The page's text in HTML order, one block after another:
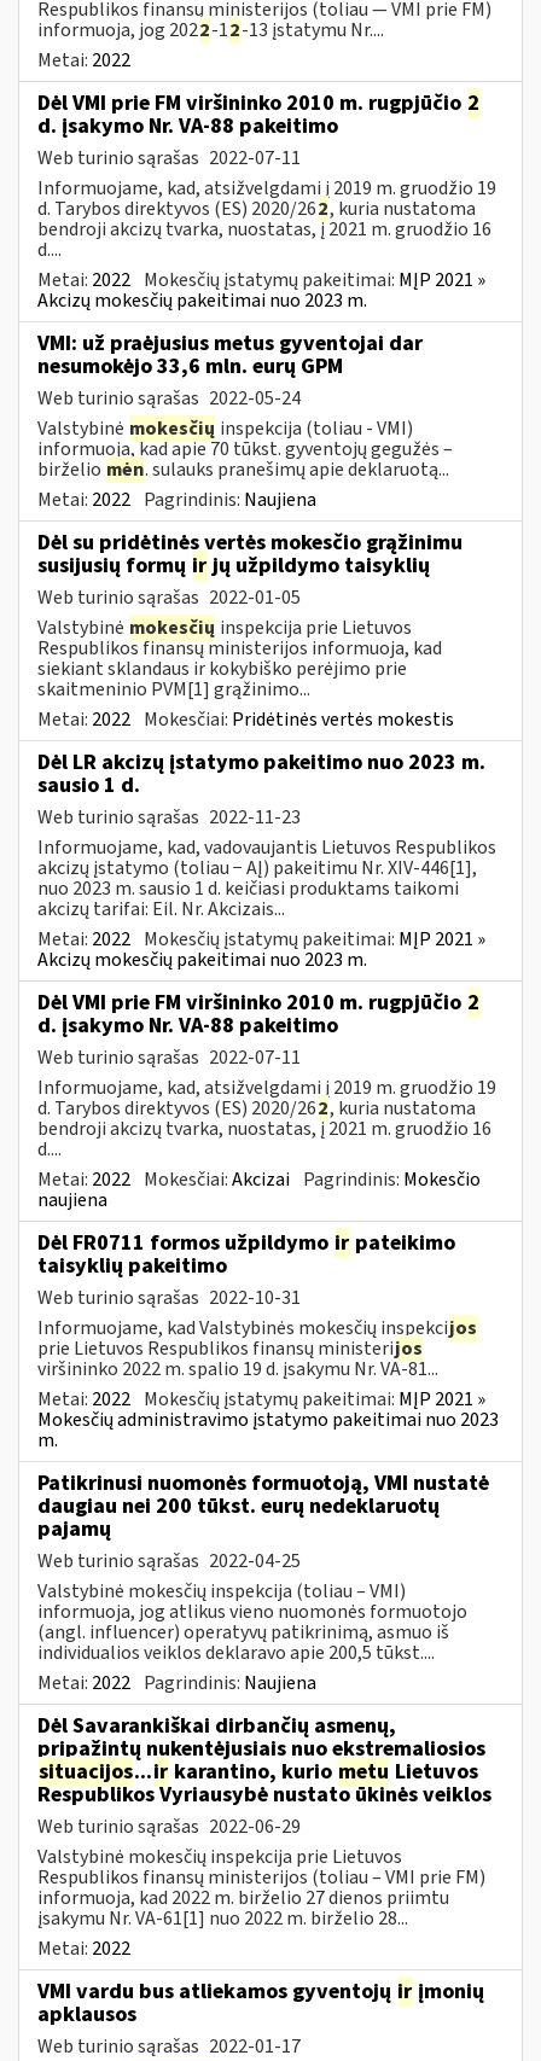
Respublikos finansų ministerijos (toliau — VMI prie FM)
informuoja, jog 2022-12-13 įstatymu Nr....
Metai: 2022
Dėl VMI prie FM viršininko 2010 m. rugpjūčio 2
d. įsakymo Nr. VA-88 pakeitimo
Web turinio sąrašas 2022-07-11
Informuojame, kad, atsižvelgdami į 2019 m. gruodžio 19
d. Tarybos direktyvos (ES) 2020/262, kuria nustatoma
bendroji akcizų tvarka, nuostatas, į 2021 m. gruodžio 16
d....
Metai: 2022 Mokesčių įstatymų pakeitimai: MĮP 2021 »
Akcizų mokesčių pakeitimai nuo 2023 m.
VMI: už praėjusius metus gyventojai dar
nesumokėjo 33,6 mln. eurų GPM
Web turinio sąrašas 2022-05-24
Valstybinė mokesčių inspekcija (toliau - VMI)
informuoja, kad apie 70 tūkst. gyventojų gegužės –
birželio mėn. sulauks pranešimų apie deklaruotą...
Metai: 2022 Pagrindinis: Naujiena
Dėl su pridėtinės vertės mokesčio grąžinimu
susijusių formų irjų užpildymo taisyklių
Web turinio sąrašas 2022-01-05
Valstybinė mokesčių inspekcija prie Lietuvos
Respublikos finansų ministerijos informuoja, kad
siekiant sklandaus ir kokybiško perėjimo prie
skaitmeninio PVM[1] grąžinimo...
Metai: 2022 Mokesčiai: Pridėtinės vertės mokestis
Dėl LR akcizų įstatymo pakeitimo nuo 2023 m.
sausio 1 d.
Web turinio sąrašas 2022-11-23
Informuojame, kad, vadovaujantis Lietuvos Respublikos
akcizų įstatymo (toliau − AĮ) pakeitimu Nr. XIV-446[1],
nuo 2023 m. sausio 1 d. keičiasi produktams taikomi
akcizų tarifai: Eil. Nr. Akcizais...
Metai: 2022 Mokesčių įstatymų pakeitimai: MĮP 2021 »
Akcizų mokesčių pakeitimai nuo 2023 m.
Dėl VMI prie FM viršininko 2010 m. rugpjūčio 2
d. įsakymo Nr. VA-88 pakeitimo
Web turinio sąrašas 2022-07-11
Informuojame, kad, atsižvelgdami į 2019 m. gruodžio 19
d. Tarybos direktyvos (ES) 2020/262, kuria nustatoma
bendroji akcizų tvarka, nuostatas, į 2021 m. gruodžio 16
d....
Metai: 2022 Mokesčiai:Akcizai Pagrindinis: Mokesčio
naujiena
Dėl FR0711 formos užpildymo ir pateikimo
taisyklių pakeitimo
Web turinio sąrašas 2022-10-31
Informuojame, kad Valstybinės mokesčių inspekcijos
prie Lietuvos Respublikos finansų ministerijos
viršininko 2022 m. spalio 19 d. įsakymu Nr. VA-81...
Metai: 2022 Mokesčių įstatymų pakeitimai: MĮP 2021 »
Mokesčių administravimo įstatymo pakeitimai nuo 2023
m.
Patikrinusi nuomonės formuotoją, VMI nustatė
daugiau nei 200 tūkst. eurų nedeklaruotų
pajamų
Web turinio sąrašas 2022-04-25
Valstybinė mokesčių inspekcija (toliau – VMI)
informuoja, jog atlikus vieno nuomonės formuotojo
(angl. influencer) operatyvų patikrinimą, asmuo iš
individualios veiklos deklaravo apie 200,5 tūkst....
Metai: 2022 Pagrindinis: Naujiena
Dėl Savarankiškai dirbančių asmenų,
pripažintų nukentėjusiais nuo ekstremaliosios
situacijos...ir karantino, kurio metu Lietuvos
Respublikos Vyriausybė nustato ūkinės veiklos
Web turinio sąrašas 2022-06-29
Valstybinė mokesčių inspekcija prie Lietuvos
Respublikos finansų ministerijos (toliau – VMI prie FM)
informuoja, kad 2022 m. birželio 27 dienos priimtu
įsakymu Nr. VA-61[1] nuo 2022 m. birželio 28...
Metai: 2022
VMI vardu bus atliekamos gyventojų ir įmonių
apklausos
Web turinio sąrašas 2022-01-17